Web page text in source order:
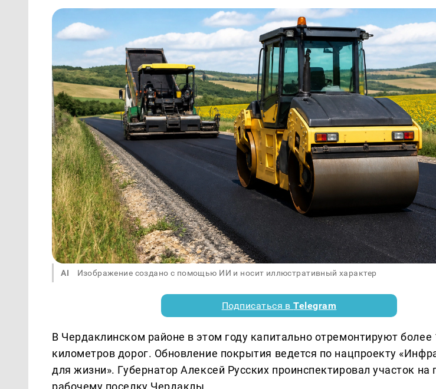
AI Изображение создано с помощью ИИ и носит иллюстративный характер
Подписаться вTelegram
В Чердаклинском районе в этом году капитально отремонтируют более
километров дорог. Обновление покрытия ведется по нацпроекту
для жизни». Губернатор Алексей Русских проинспектировал участок на
рабочему поселку Чердаклы.